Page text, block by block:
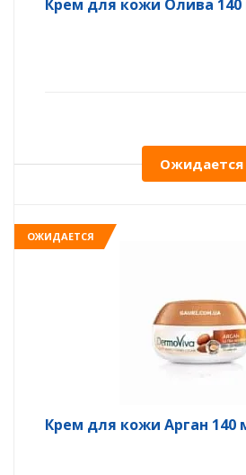
Крем для кожи Олива 140
Ожидается
ОЖИДАЕТСЯ
Крем для кожи Арган 140